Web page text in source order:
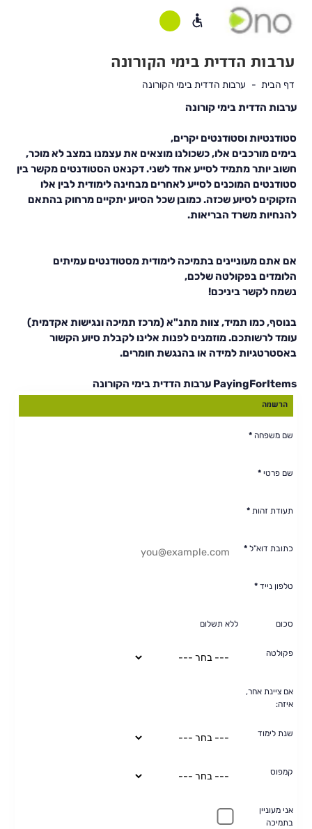
ערבות הדדית בימי הקורונה
דף הבית ערבות הדדית בימי הקורונה
ראשי
ערבות הדדית בימי קורונה
סטודנטיות וסטודנטים יקרים,
בימים מורכבים אלו, כשכולנו מוצאים את עצמנו במצב לא מוכר,
חשוב יותר מתמיד לסייע אחד לשני. דקנאט הסטודנטים מקשר בין
סטודנטים המוכנים לסייע לאחרים מבחינה לימודית לבין אלו
הזקוקים לסיוע שכזה. כמובן שכל הסיוע יתקיים מרחוק בהתאם
להנחיות משרד הבריאות.
אם אתם מעוניינים בתמיכה לימודית מסטודנטים עמיתים
הלומדים בפקולטה שלכם,
נשמח לקשר ביניכם!
בנוסף, כמו תמיד, צוות מתנ"א (מרכז תמיכה ונגישות אקדמית)
עומד לרשותכם. מוזמנים לפנות אלינו לקבלת סיוע הקשור
באסטרטגיות למידה או בהנגשת חומרים.
PayingForItems ערבות הדדית בימי הקורונה
הרשמה
שם משפחה *
שם פרטי *
תעודת זהות *
כתובת דוא"ל *
טלפון נייד *
סכום ללא תשלום
פקולטה
אם ציינת אחר,
איזה:
שנת לימוד
קמפוס
אני מעוניין
בתמיכה